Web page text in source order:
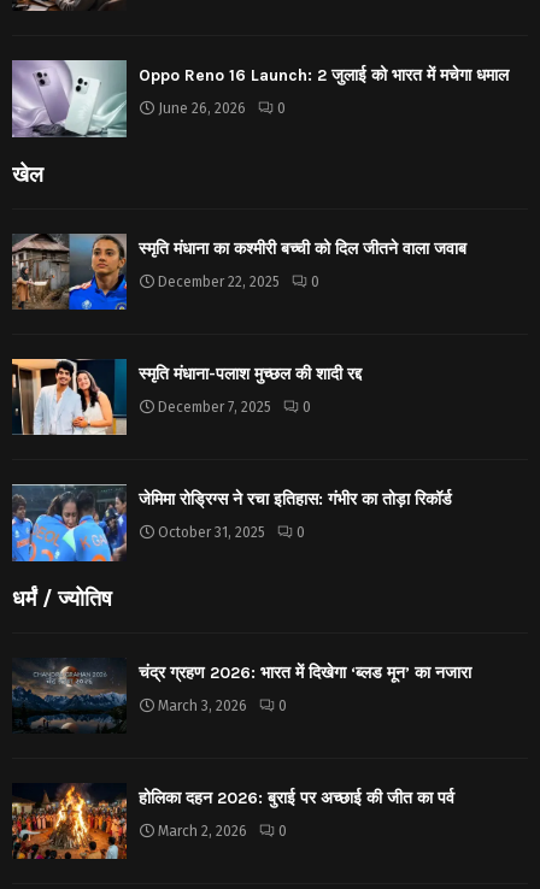
Oppo Reno 16 Launch: 2 जुलाई को भारत में मचेगा धमाल
June 26, 2026 0
खेल
स्मृति मंधाना का कश्मीरी बच्ची को दिल जीतने वाला जवाब
December 22, 2025 0
स्मृति मंधाना-पलाश मुच्छल की शादी रद्द
December 7, 2025 0
जेमिमा रोड्रिग्स ने रचा इतिहास: गंभीर का तोड़ा रिकॉर्ड
October 31, 2025 0
धर्मं / ज्योतिष
चंद्र ग्रहण 2026: भारत में दिखेगा ‘ब्लड मून’ का नजारा
March 3, 2026 0
होलिका दहन 2026: बुराई पर अच्छाई की जीत का पर्व
March 2, 2026 0